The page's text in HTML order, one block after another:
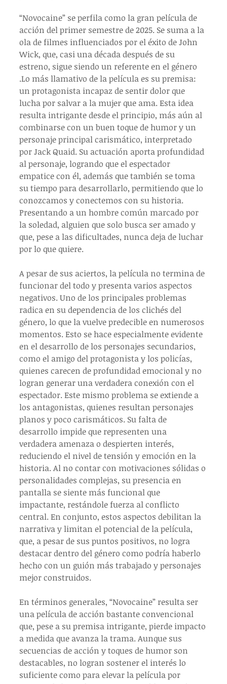
“Novocaine” se perfila como la gran película de
acción del primer semestre de 2025. Se suma a la
ola de filmes influenciados por el éxito de John
Wick, que, casi una década después de su
estreno, sigue siendo un referente en el género
.Lo más llamativo de la película es su premisa:
un protagonista incapaz de sentir dolor que
lucha por salvar a la mujer que ama. Esta idea
resulta intrigante desde el principio, más aún al
combinarse con un buen toque de humor y un
personaje principal carismático, interpretado
por Jack Quaid. Su actuación aporta profundidad
al personaje, logrando que el espectador
empatice con él, además que también se toma
su tiempo para desarrollarlo, permitiendo que lo
conozcamos y conectemos con su historia.
Presentando a un hombre común marcado por
la soledad, alguien que solo busca ser amado y
que, pese a las dificultades, nunca deja de luchar
por lo que quiere.
A pesar de sus aciertos, la película no termina de
funcionar del todo y presenta varios aspectos
negativos. Uno de los principales problemas
radica en su dependencia de los clichés del
género, lo que la vuelve predecible en numerosos
momentos. Esto se hace especialmente evidente
en el desarrollo de los personajes secundarios,
como el amigo del protagonista y los policías,
quienes carecen de profundidad emocional y no
logran generar una verdadera conexión con el
espectador. Este mismo problema se extiende a
los antagonistas, quienes resultan personajes
planos y poco carismáticos. Su falta de
desarrollo impide que representen una
verdadera amenaza o despierten interés,
reduciendo el nivel de tensión y emoción en la
historia. Al no contar con motivaciones sólidas o
personalidades complejas, su presencia en
pantalla se siente más funcional que
impactante, restándole fuerza al conflicto
central. En conjunto, estos aspectos debilitan la
narrativa y limitan el potencial de la película,
que, a pesar de sus puntos positivos, no logra
destacar dentro del género como podría haberlo
hecho con un guión más trabajado y personajes
mejor construidos.
En términos generales, “Novocaine” resulta ser
una película de acción bastante convencional
que, pese a su premisa intrigante, pierde impacto
a medida que avanza la trama. Aunque sus
secuencias de acción y toques de humor son
destacables, no logran sostener el interés lo
suficiente como para elevar la película por